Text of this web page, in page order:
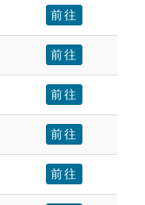
前往
前往
前往
前往
前往